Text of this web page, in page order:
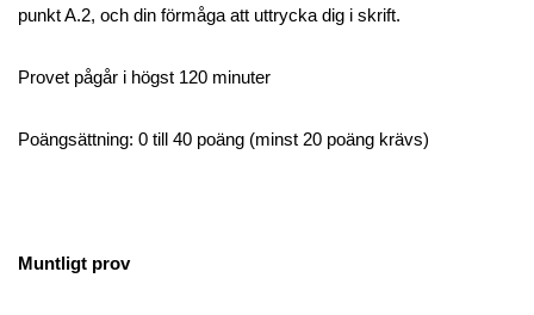
punkt A.2, och din förmåga att uttrycka dig i skrift.
Provet pågår i högst 120 minuter
Poängsättning: 0 till 40 poäng (minst 20 poäng krävs)
Muntligt prov